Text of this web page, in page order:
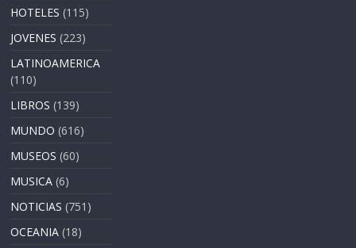
HOTELES (115)
JOVENES (223)
LATINOAMERICA
(110)
LIBROS (139)
MUNDO (616)
MUSEOS (60)
MUSICA (6)
NOTICIAS (751)
OCEANIA (18)